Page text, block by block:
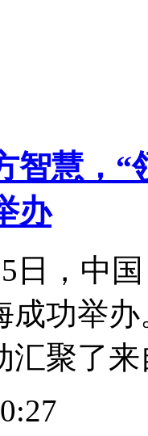
智慧，“
办
日，中
成功举
汇聚了